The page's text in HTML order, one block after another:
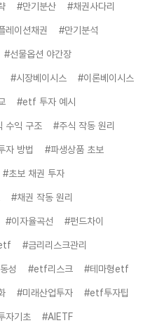
#만기분산 #채권사다리
레이션채권 #만기분석
#선물옵션 야간장
#시장베이시스 #이론베이시스
#etf 투자 예시
수익 구조 #주식 작동 원리
자 방법 #파생상품 초보
#초보 채권 투자
#채권 작동 원리
#이자율곡선 #펀드차이
#금리리스크관리
성 #etf리스크 #테마형etf
#미래산업투자 #etf투자팁
자기초 #AIETF